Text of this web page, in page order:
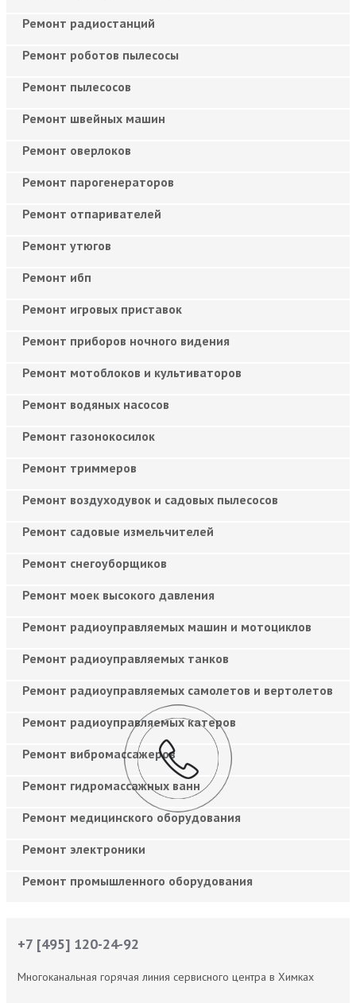
Ремонт радиостанций
Ремонт роботов пылесосы
Ремонт пылесосов
Ремонт швейных машин
Ремонт оверлоков
Ремонт парогенераторов
Ремонт отпаривателей
Ремонт утюгов
Ремонт ибп
Ремонт игровых приставок
Ремонт приборов ночного видения
Ремонт мотоблоков и культиваторов
Ремонт водяных насосов
Ремонт газонокосилок
Ремонт триммеров
Ремонт воздуходувок и садовых пылесосов
Ремонт садовые измельчителей
Ремонт снегоуборщиков
Ремонт моек высокого давления
Ремонт радиоуправляемых машин и мотоциклов
Ремонт радиоуправляемых танков
Ремонт радиоуправляемых самолетов и вертолетов
Ремонт радиоуправляемых катеров
Ремонт вибромассажеров
Ремонт гидромассажных ванн
Ремонт медицинского оборудования
Ремонт электроники
Ремонт промышленного оборудования
+7 [495] 120-24-92
Многоканальная горячая линия сервисного центра в Химках